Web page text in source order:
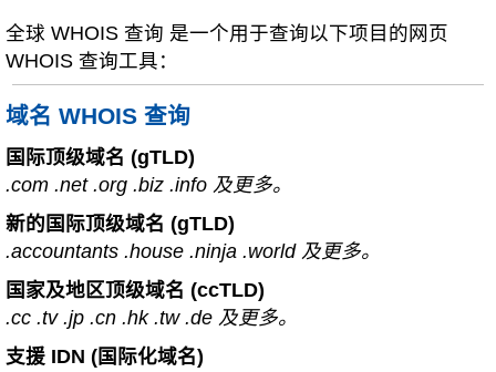
全球 WHOIS 查询 是一个用于查询以下项目的网页
WHOIS 查询工具：
域名 WHOIS 查询
国际顶级域名 (gTLD)
.com .net .org .biz .info 及更多。
新的国际顶级域名 (gTLD)
.accountants .house .ninja .world 及更多。
国家及地区顶级域名 (ccTLD)
.cc .tv .jp .cn .hk .tw .de 及更多。
支援 IDN (国际化域名)